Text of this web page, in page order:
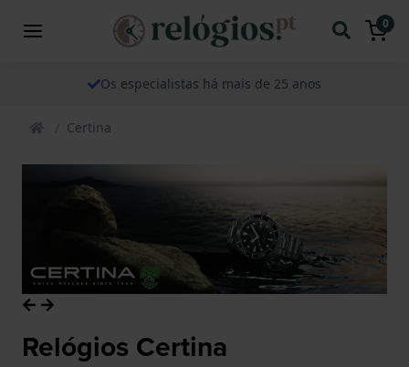
0
Os especialistas há mais de 25 anos
Certina
Relógios Certina